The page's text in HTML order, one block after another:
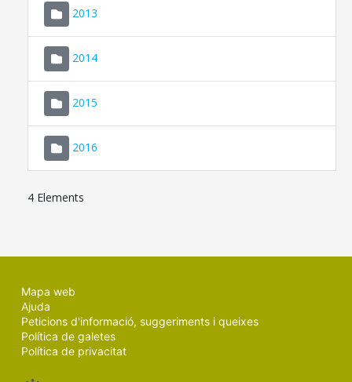
2013
2014
2015
2016
4 Elements
Mapa web
Ajuda
Peticions d'informació, suggeriments i queixes
Política de galetes
Política de privacitat